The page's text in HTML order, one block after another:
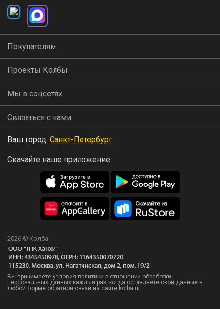
Покупателям
Проекты Колбы
Мы в соцсетях
Связаться с нами
Ваш город: Санкт-Петербург
Скачайте наше приложение
2026 © Колба
Вы принимаете условия политики в отношении обработки
персональных данных каждый раз, когда оставляете свои данные в
любой форме обратной связи на сайте kolba.ru.